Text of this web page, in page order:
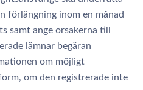
förlängning inom en månad
samt ange orsakerna till
lämnar begäran
om möjligt
om den registrerade inte